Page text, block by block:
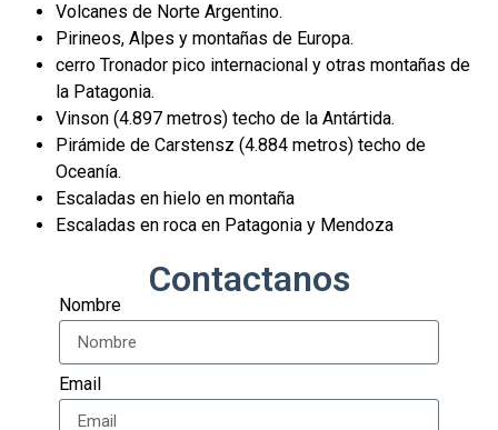
Volcanes de Norte Argentino.
Pirineos, Alpes y montañas de Europa.
cerro Tronador pico internacional y otras montañas de
la Patagonia.
Vinson (4.897 metros) techo de la Antártida.
Pirámide de Carstensz (4.884 metros) techo de
Oceanía.
Escaladas en hielo en montaña
Escaladas en roca en Patagonia y Mendoza
Contactanos
Nombre
Email